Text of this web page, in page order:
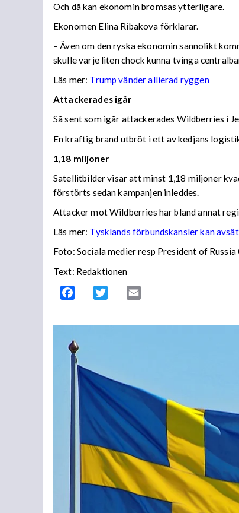
Och då kan ekonomin bromsas ytterligare.
Ekonomen Elina Ribakova förklarar.
– Även om den ryska ekonomin sannolikt
skulle varje liten chock kunna tvinga
Läs mer: Trump vänder allierad ryggen
Attackerades igår
Så sent som igår attackerades Wildberries i
En kraftig brand utbröt i ett av kedjans
1,18 miljoner
Satellitbilder visar att minst 1,18 miljoner
förstörts sedan kampanjen inleddes.
Attacker mot Wildberries har bland annat
Läs mer: Tysklands förbundskansler kan
Foto: Sociala medier resp President of
Text: Redaktionen
Facebook Twitter